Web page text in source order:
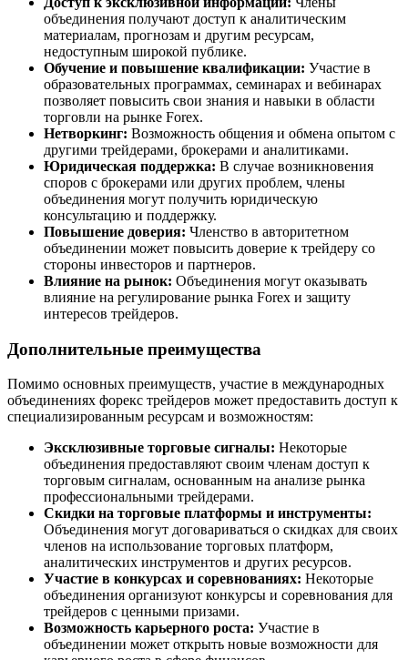
объединения получают доступ к аналитическим
материалам, прогнозам и другим ресурсам,
недоступным широкой публике.
Обучение и повышение квалификации: Участие в
образовательных программах, семинарах и вебинарах
позволяет повысить свои знания и навыки в области
торговли на рынке Forex.
Нетворкинг: Возможность общения и обмена опытом с
другими трейдерами, брокерами и аналитиками.
Юридическая поддержка: В случае возникновения
споров с брокерами или других проблем, члены
объединения могут получить юридическую
консультацию и поддержку.
Повышение доверия: Членство в авторитетном
объединении может повысить доверие к трейдеру со
стороны инвесторов и партнеров.
Влияние на рынок: Объединения могут оказывать
влияние на регулирование рынка Forex и защиту
интересов трейдеров.
Дополнительные преимущества
Помимо основных преимуществ, участие в международных
объединениях форекс трейдеров может предоставить доступ к
специализированным ресурсам и возможностям:
Эксклюзивные торговые сигналы: Некоторые
объединения предоставляют своим членам доступ к
торговым сигналам, основанным на анализе рынка
профессиональными трейдерами.
Скидки на торговые платформы и инструменты:
Объединения могут договариваться о скидках для своих
членов на использование торговых платформ,
аналитических инструментов и других ресурсов.
Участие в конкурсах и соревнованиях: Некоторые
объединения организуют конкурсы и соревнования для
трейдеров с ценными призами.
Возможность карьерного роста: Участие в
объединении может открыть новые возможности для